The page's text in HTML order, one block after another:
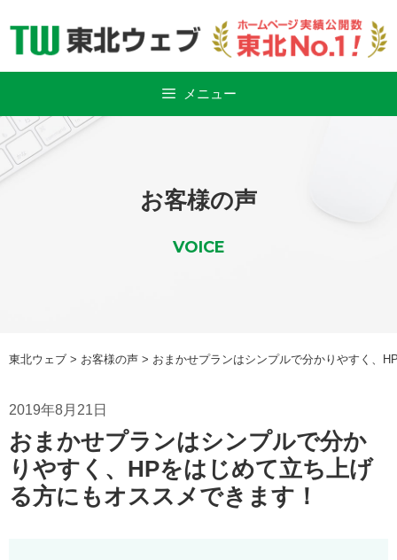
メニュー
お客様の声
VOICE
東北ウェブ > お客様の声 > おまかせプランはシンプルで分かりやすく、
2019年8月21日
おまかせプランはシンプルで分か
りやすく、HPをはじめて立ち上げ
る方にもオススメできます！